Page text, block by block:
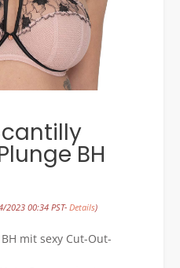
BH
2023 00:34 PST- Details)
mit sexy Cut-Out-